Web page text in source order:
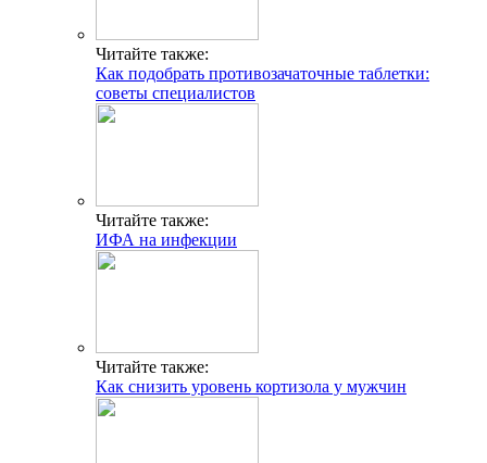
Читайте также:
Как подобрать противозачаточные таблетки:
советы специалистов
Читайте также:
ИФА на инфекции
Читайте также:
Как снизить уровень кортизола у мужчин